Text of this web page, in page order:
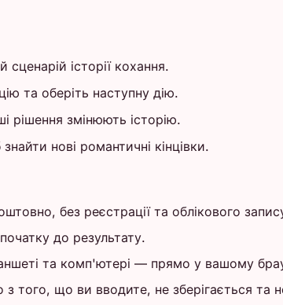
сценарій історії кохання.
та оберіть наступну дію.
рішення змінюють історію.
нові романтичні кінцівки.
без реєстрації та облікового
до результату.
та комп'ютері — прямо у вашому
з того, що ви вводите, не зберігається та